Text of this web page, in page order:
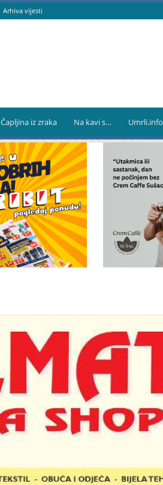
Arhiva vijesti
Čapljina iz zraka Na kavi s… Umrli.info